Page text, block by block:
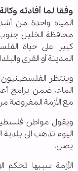
وفقا لما أفادته
المياه واحدة من
محافظة الخليل جنوب
كبير على حياة
المدينة أو القرى
وينتظر
الماء، ضمن برامج
مع الأزمة المفروضة
اليوم تذهب الى
يصل.
الأزمة سببها تحكم